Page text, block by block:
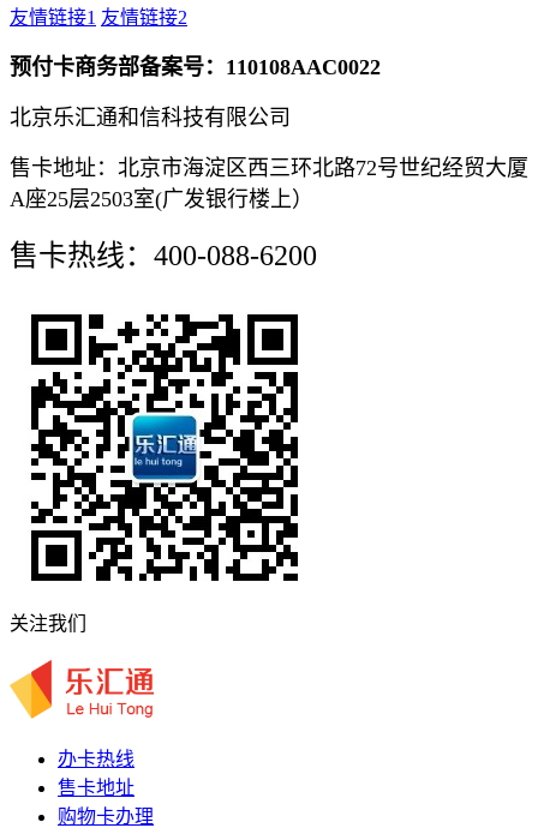
友情链接1 友情链接2
预付卡商务部备案号：110108AAC0022
北京乐汇通和信科技有限公司
售卡地址：北京市海淀区西三环北路72号世纪经贸大厦
A座25层2503室(广发银行楼上）
售卡热线：400-088-6200
关注我们
办卡热线
售卡地址
购物卡办理